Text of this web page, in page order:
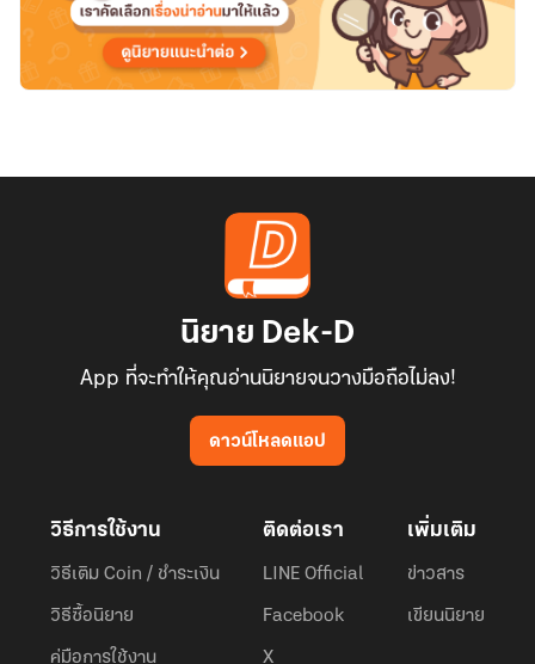
นิยาย Dek-D
App ที่จะทำให้คุณอ่านนิยายจนวางมือถือไม่ลง!
ดาวน์โหลดแอป
วิธีการใช้งาน
วิธีเติม Coin / ชำระเงิน
วิธีซื้อนิยาย
คู่มือการใช้งาน
ติดต่อเรา
LINE Official
Facebook
X
เพิ่มเติม
ข่าวสาร
เขียนนิยาย